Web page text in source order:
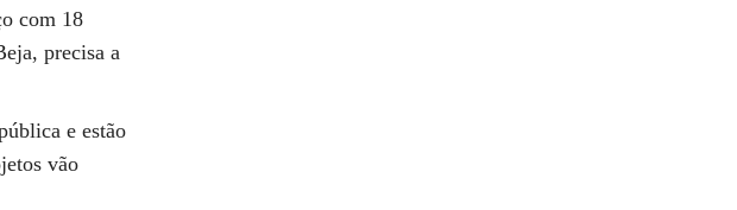
com 18
precisa a
e estão
vão